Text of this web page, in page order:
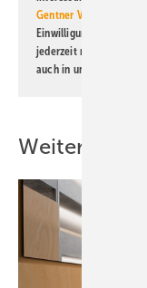
Gentner Verlag GmbH &
Einwilligung kann ich
jederzeit möglich.
auch in unserer
Weitere